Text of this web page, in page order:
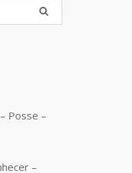
Posse –
–